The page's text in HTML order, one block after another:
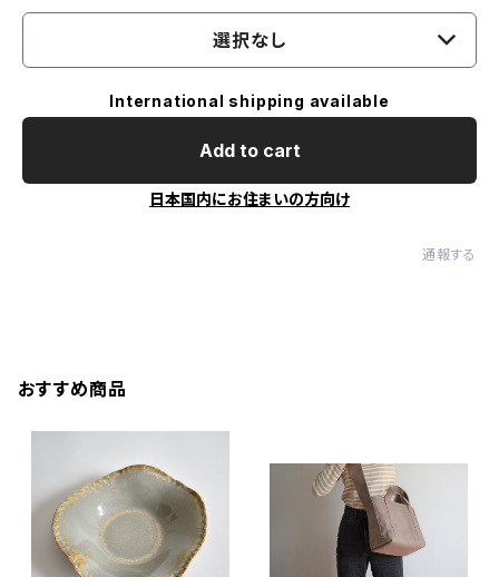
選択なし
International shipping available
Add to cart
日本国内にお住まいの方向け
通報する
おすすめ商品